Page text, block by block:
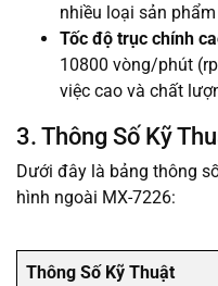
nhiều loại sản
Tốc độ trục chính
10800 vòng/phút
việc cao và chất
3. Thông Số Kỹ
Dưới đây là bảng thông
hình ngoài MX-7226:
Thông Số Kỹ Thuật